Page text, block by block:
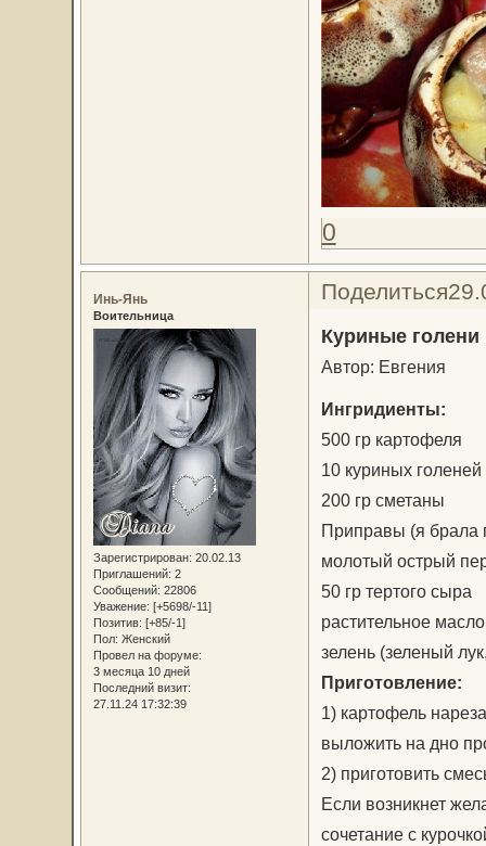
0
Поделиться
Инь-Янь
Воительница
Зарегистрирован: 20.02.13
Приглашений: 2
Сообщений: 22806
Уважение: [+5698/-11]
Позитив: [+85/-1]
Пол: Женский
Провел на форуме:
3 месяца 10 дней
Последний визит:
27.11.24 17:32:39
Куриные голени
Автор: Евгения
Ингридиенты:
500 гр картофеля
10 куриных голеней
200 гр сметаны
Приправы (я брала
молотый острый
50 гр тертого сыра
растительное масло
зелень (зеленый
Приготовление:
1) картофель
выложить на дно
2) приготовить
Если возникнет
сочетание с